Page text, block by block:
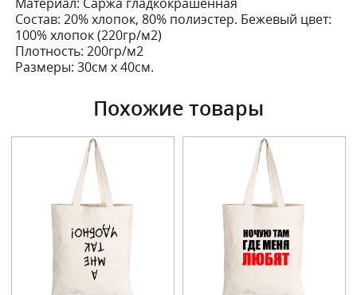
Состав: 20% хлопок, 80% полиэстер. Бежевый цвет:
100% хлопок (220гр/м2)
Плотность: 200гр/м2
Размеры: 30см х 40см.
Похожие товары